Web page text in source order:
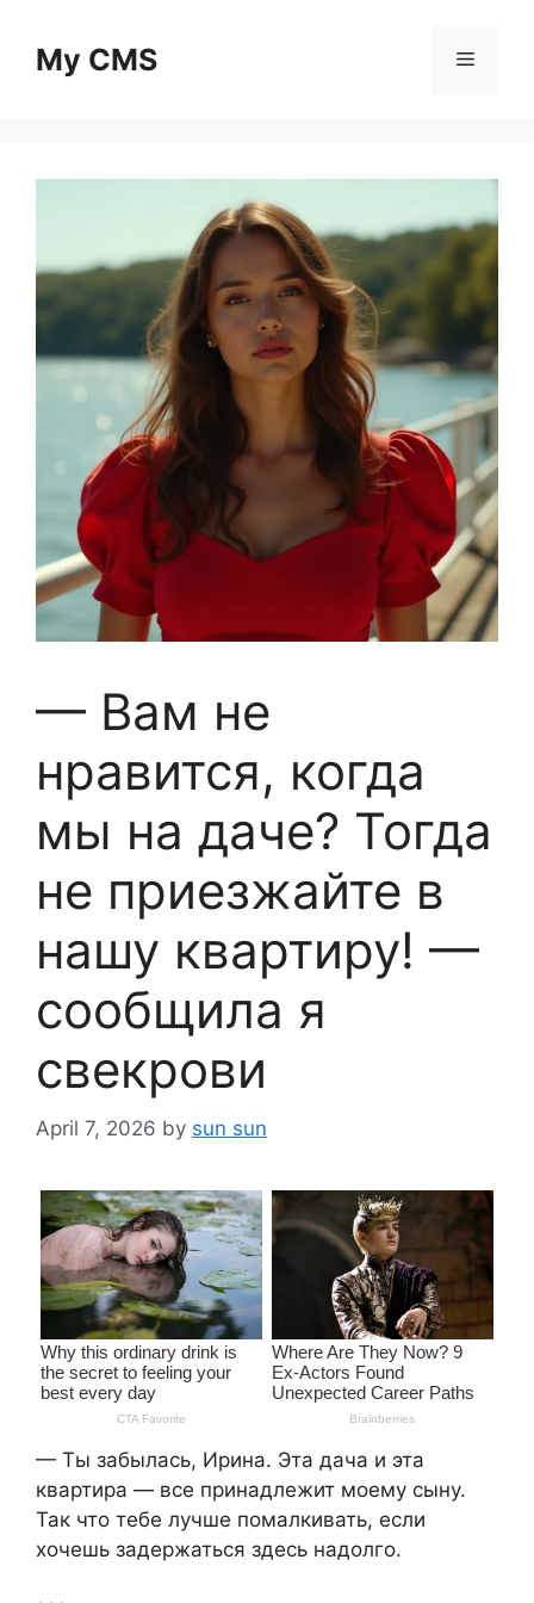
contentMy CMS Menu
— Вам не
нравится, когда
мы на даче? Тогда
не приезжайте в
нашу квартиру! —
сообщила я
свекрови
April 7, 2026 by sun sun
— Ты забылась, Ирина. Эта дача и эта
квартира — все принадлежит моему сыну.
Так что тебе лучше помалкивать, если
хочешь задержаться здесь надолго.